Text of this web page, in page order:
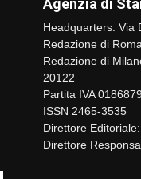
Agenzia di
Headquarters: Via
Redazione di
Redazione di
20122
Partita IVA
ISSN 2465-3535
Direttore
Direttore